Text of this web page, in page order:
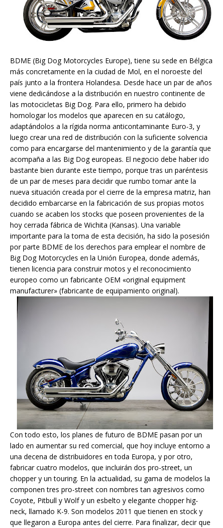
BDME (Big Dog Motorcycles Europe), tiene su sede en Bélgica
más concretamente en la ciudad de Mol, en el noroeste del
país junto a la frontera Holandesa. Desde hace un par de años
viene dedicándose a la distribución en nuestro continente de
las motocicletas Big Dog. Para ello, primero ha debido
homologar los modelos que aparecen en su catálogo,
adaptándolos a la rígida norma anticontaminante Euro-3, y
luego crear una red de distribución con la suficiente solvencia
como para encargarse del mantenimiento y de la garantía que
acompaña a las Big Dog europeas. El negocio debe haber ido
bastante bien durante este tiempo, porque tras un paréntesis
de un par de meses para decidir que rumbo tomar ante la
nueva situación creada por el cierre de la empresa matriz, han
decidido embarcarse en la fabricación de sus propias motos
cuando se acaben los stocks que poseen provenientes de la
hoy cerrada fábrica de Wichita (Kansas). Una variable
importante para la toma de esta decisión, ha sido la posesión
por parte BDME de los derechos para emplear el nombre de
Big Dog Motorcycles en la Unión Europea, donde además,
tienen licencia para construir motos y el reconocimiento
europeo como un fabricante OEM «original equipment
manufacturer» (fabricante de equipamiento original).
Con todo esto, los planes de futuro de BDME pasan por un
lado en aumentar su red comercial, que hoy incluye entorno a
una decena de distribuidores en toda Europa, y por otro,
fabricar cuatro modelos, que incluirán dos pro-street, un
chopper y un touring. En la actualidad, su gama de modelos la
componen tres pro-street con nombres tan agresivos como
Coyote, Pitbull y Wolf y un esbelto y elegante chopper hig-
neck, llamado K-9. Son modelos 2011 que tienen en stock y
que llegaron a Europa antes del cierre. Para finalizar, decir que